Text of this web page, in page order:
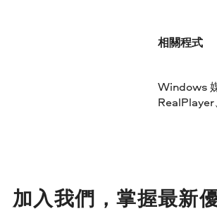
相關程式
Windows
RealPlayer
加入我們，掌握最新